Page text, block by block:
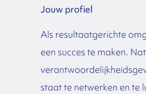
Jouw profiel
Als resultaatgerichte
een succes te maken.
staat te netwerken en te